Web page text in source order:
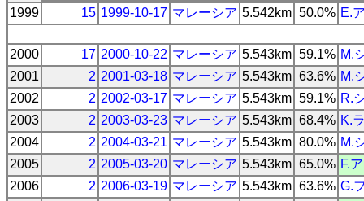
1999
15 1999-10-17 マレーシア 5.542km 50.0% E.
2000 17 2000-10-22 マレーシア 5.543km 59.1% M.
2001
2 2001-03-18 マレーシア 5.543km 63.6% M.
2002
2 2002-03-17 マレーシア 5.543km 59.1% R.
2003
2 2003-03-23 マレーシア 5.543km 68.4% K.
2004
2 2004-03-21 マレーシア 5.543km 80.0% M.
2005
2 2005-03-20 マレーシア 5.543km 65.0% F.
2006
2 2006-03-19 マレーシア 5.543km 63.6% G.